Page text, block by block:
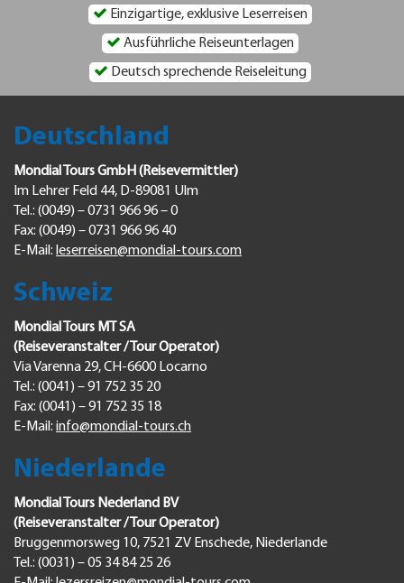
Einzigartige, exklusive Leserreisen
Ausführliche Reiseunterlagen
Deutsch sprechende Reiseleitung
Deutschland
Mondial Tours GmbH (Reisevermittler)
Im Lehrer Feld 44, D-89081 Ulm
Tel.: (0049) – 0731 966 96 – 0
Fax: (0049) – 0731 966 96 40
E-Mail: leserreisen@mondial-tours.com
Schweiz
Mondial Tours MT SA
(Reiseveranstalter / Tour Operator)
Via Varenna 29, CH-6600 Locarno
Tel.: (0041) – 91 752 35 20
Fax: (0041) – 91 752 35 18
E-Mail: info@mondial-tours.ch
Niederlande
Mondial Tours Nederland BV
(Reiseveranstalter / Tour Operator)
Bruggenmorsweg 10, 7521 ZV Enschede, Niederlande
Tel.: (0031) – 05 34 84 25 26